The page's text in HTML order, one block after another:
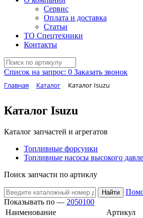
Сервис
Оплата и доставка
Статьи
ТО Спецтехники
Контакты
Список на запрос: 0 Заказать звонок
Главная Каталог Каталог Isuzu
Каталог Isuzu
Каталог запчастей и агрегатов
Топливные форсунки
Топливные насосы высокого
Поиск запчасти по артиклу
Найти
Показывать по — 2050100
Наименование
Артикул